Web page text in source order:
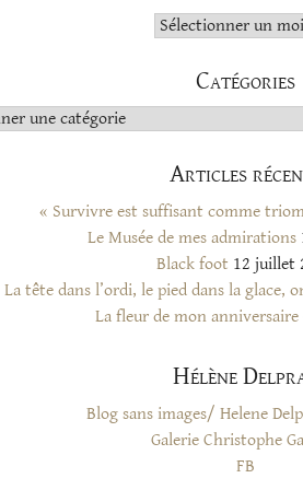
Archives
Catégories
Articles
« Survivre est suffisant comme
Le Musée de mes admirations
Black foot 12 juillet
La tête dans l’ordi, le pied dans la glace,
La fleur de mon anniversaire
Hélène
Blog sans images/ Helene
Galerie Christophe
FB